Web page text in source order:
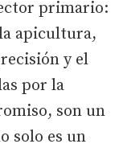
primario:
apicultura,
y el
por la
son un
solo es un